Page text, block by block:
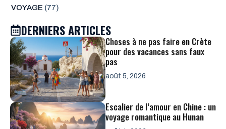
VOYAGE (77)
DERNIERS ARTICLES
Choses à ne pas faire en Crète
pour des vacances sans faux
pas
août 5, 2026
Escalier de l’amour en Chine : un
voyage romantique au Hunan